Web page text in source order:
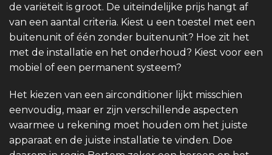
de variëteit is groot. De uiteindelijke prijs hangt af
van een aantal criteria. Kiest u een toestel met een
buitenunit of één zonder buitenunit? Hoe zit het
met de installatie en het onderhoud? Kiest voor een
mobiel of een permanent systeem?
Het kiezen van een airconditioner lijkt misschien
eenvoudig, maar er zijn verschillende aspecten
waarmee u rekening moet houden om het juiste
apparaat en de juiste installatie te vinden. Doe